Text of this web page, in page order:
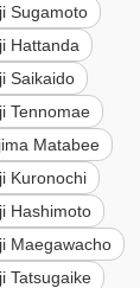
Sugamoto
Hattanda
Saikaido
Tennomae
Matabee
Kuronochi
Hashimoto
Maegawacho
Tatsugaike